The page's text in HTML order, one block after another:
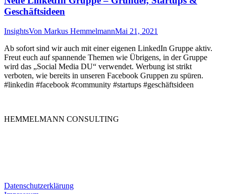
Geschäftsideen
InsightsVon Markus HemmelmannMai 21, 2021
Ab sofort sind wir auch mit einer eigenen LinkedIn Gruppe aktiv.
Freut euch auf spannende Themen wie Übrigens, in der Gruppe
wird das „Social Media DU“ verwendet. Werbung ist strikt
verboten, wie bereits in unseren Facebook Gruppen zu spüren.
#linkedin #facebook #community #startups #geschäftsideen
HEMMELMANN CONSULTING
Datenschutzerklärung